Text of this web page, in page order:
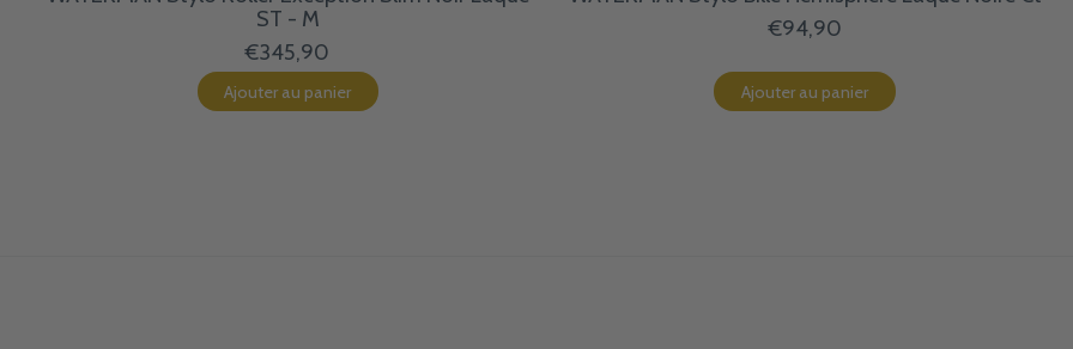
ST - M
€345,90
Ajouter au panier
€94,90
Ajouter au panier